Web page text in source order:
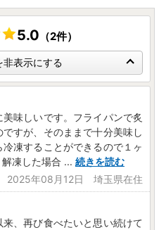
5.0 （2件）
非表示にする
味しいです。フライパンで炙
すが、そのままで十分美味し
凍することができるので１ヶ
凍した場合 ... 続きを読む
2025年08月12日 埼玉県在住
、再び食べたいと思い続けて